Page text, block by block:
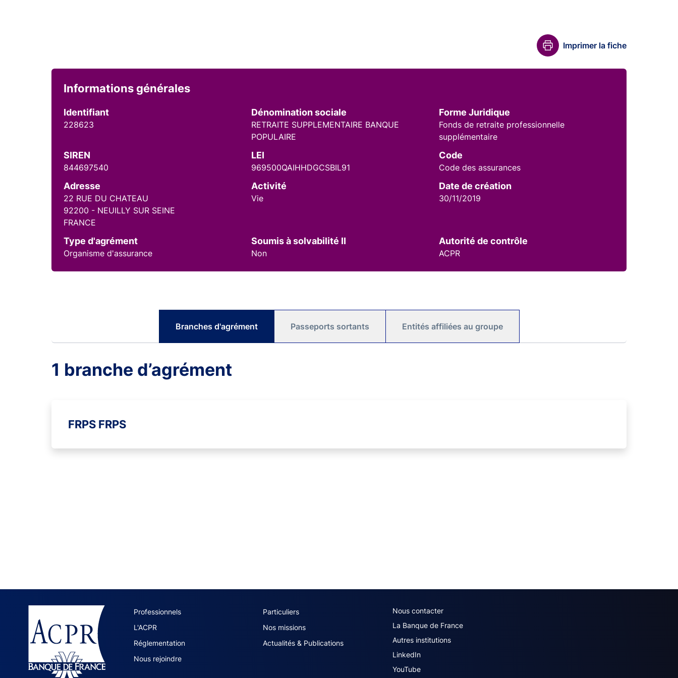
Imprimer la fiche
Informations générales
Identifiant
228623
Dénomination sociale
RETRAITE SUPPLEMENTAIRE BANQUE
POPULAIRE
Forme Juridique
Fonds de retraite professionnelle
supplémentaire
SIREN
844697540
LEI
969500QAIHHDGCSBIL91
Code
Code des assurances
Adresse
22 RUE DU CHATEAU
92200 - NEUILLY SUR SEINE
FRANCE
Activité
Vie
Date de création
30/11/2019
Type d'agrément
Organisme d'assurance
Soumis à solvabilité II
Non
Autorité de contrôle
ACPR
Branches d'agrément Passeports sortants Entités affiliées au groupe
1 branche d’agrément
FRPS FRPS
ACPR site navigation (French)
Professionnels
Particuliers
L'ACPR
Nos missions
Réglementation
Actualités & Publications
Nous rejoindre
ACPR footer secondary menu (French)
Nous contacter
La Banque de France
Autres institutions
LinkedIn
YouTube